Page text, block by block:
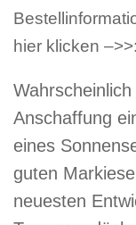
hier klicken –>>:
Anschaffung
eines
guten
neuesten